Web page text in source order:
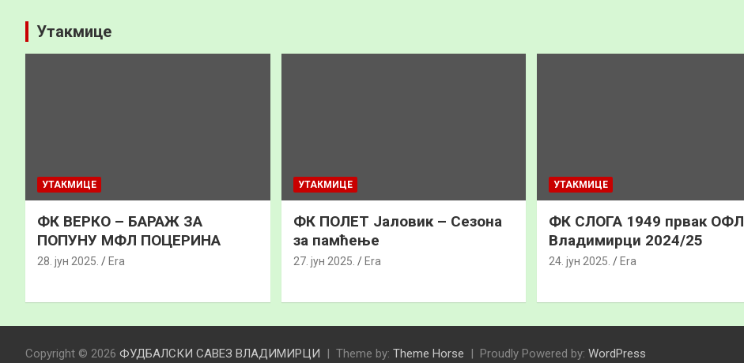
Утакмице
УТАКМИЦЕ
ФК ВЕРКО – БАРАЖ ЗА
ПОПУНУ МФЛ ПОЦЕРИНА
28. јун 2025. Era
УТАКМИЦЕ
ФК ПОЛЕТ Јаловик – Сезона
за памћење
27. јун 2025. Era
УТАКМИЦЕ
ФК СЛОГА 1949 првак ОФЛ
Владимирци 2024/25
24. јун 2025. Era
Copyright © 2026 ФУДБАЛСКИ САВЕЗ ВЛАДИМИРЦИ Theme by: Theme Horse Proudly Powered by: WordPress